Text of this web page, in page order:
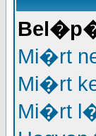
Mi�rt
Mi�rt
Mi�rt